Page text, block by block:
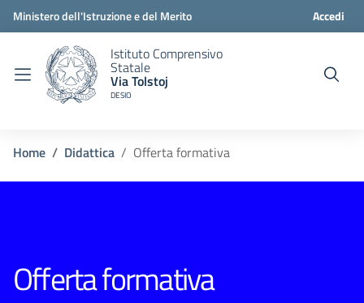
Ministero dell'Istruzione e del Merito Accedi
Istituto Comprensivo
Statale
Via Tolstoj
DESIO
Home Didattica Offerta formativa
Offerta formativa